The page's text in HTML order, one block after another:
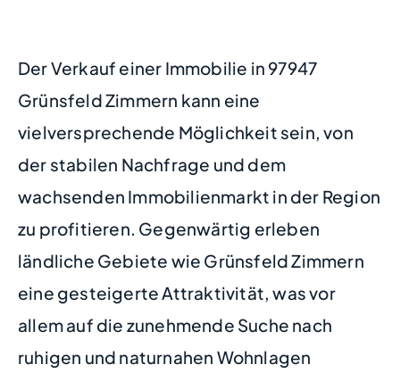
Der Verkauf einer Immobilie in 97947
Grünsfeld Zimmern kann eine
vielversprechende Möglichkeit sein, von
der stabilen Nachfrage und dem
wachsenden Immobilienmarkt in der Region
zu profitieren. Gegenwärtig erleben
ländliche Gebiete wie Grünsfeld Zimmern
eine gesteigerte Attraktivität, was vor
allem auf die zunehmende Suche nach
ruhigen und naturnahen Wohnlagen